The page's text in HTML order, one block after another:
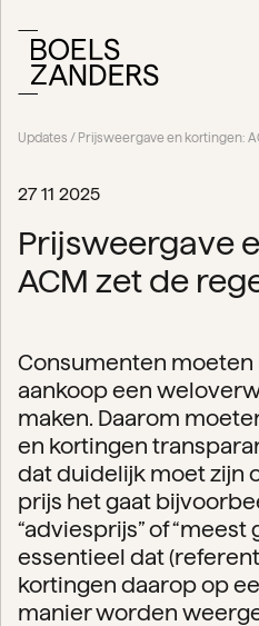
Updates / Prijsweergave en kortingen:
27 11 2025
Prijsweergave
ACM zet de
Consumenten moeten
aankoop een
maken. Daarom
en kortingen
dat duidelijk moet zijn
prijs het gaat
“adviesprijs” of “meest
essentieel dat
kortingen daarop op
manier worden